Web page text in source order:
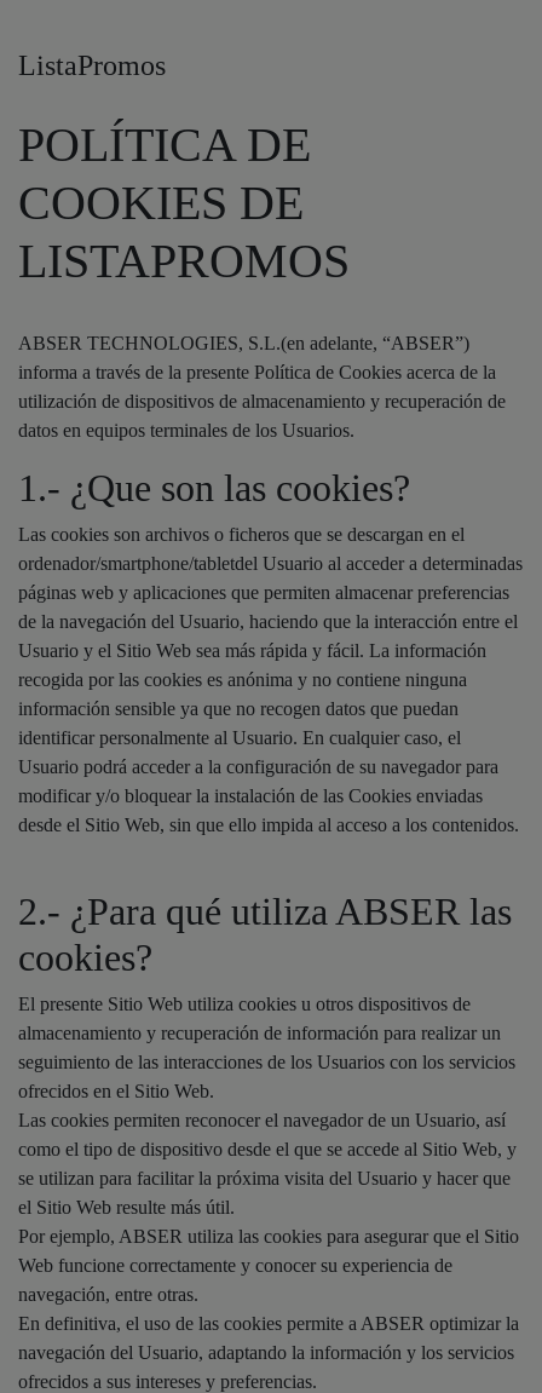
ListaPromos
POLÍTICA DE
COOKIES DE
LISTAPROMOS
ABSER TECHNOLOGIES, S.L.(en adelante, “ABSER”)
informa a través de la presente Política de Cookies acerca de la
utilización de dispositivos de almacenamiento y recuperación de
datos en equipos terminales de los Usuarios.
1.- ¿Que son las cookies?
Las cookies son archivos o ficheros que se descargan en el
ordenador/smartphone/tabletdel Usuario al acceder a determinadas
páginas web y aplicaciones que permiten almacenar preferencias
de la navegación del Usuario, haciendo que la interacción entre el
Usuario y el Sitio Web sea más rápida y fácil. La información
recogida por las cookies es anónima y no contiene ninguna
información sensible ya que no recogen datos que puedan
identificar personalmente al Usuario. En cualquier caso, el
Usuario podrá acceder a la configuración de su navegador para
modificar y/o bloquear la instalación de las Cookies enviadas
desde el Sitio Web, sin que ello impida al acceso a los contenidos.
2.- ¿Para qué utiliza ABSER las
cookies?
El presente Sitio Web utiliza cookies u otros dispositivos de
almacenamiento y recuperación de información para realizar un
seguimiento de las interacciones de los Usuarios con los servicios
ofrecidos en el Sitio Web.
Las cookies permiten reconocer el navegador de un Usuario, así
como el tipo de dispositivo desde el que se accede al Sitio Web, y
se utilizan para facilitar la próxima visita del Usuario y hacer que
el Sitio Web resulte más útil.
Por ejemplo, ABSER utiliza las cookies para asegurar que el Sitio
Web funcione correctamente y conocer su experiencia de
navegación, entre otras.
En definitiva, el uso de las cookies permite a ABSER optimizar la
navegación del Usuario, adaptando la información y los servicios
ofrecidos a sus intereses y preferencias.